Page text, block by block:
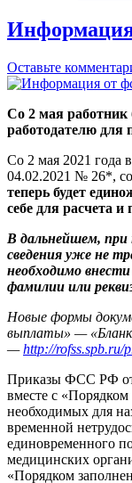
Оставьте
Со 2 мая работник
работодателю для
Со 2 мая 2021 года
04.02.2021 № 26*,
теперь будет
себе для расчета
В дальнейшем, при
сведения уже не
необходимо
фамилии или
Новые формы
выплаты» —
—http://rofss.spb.ru/
Приказы ФСС РФ от
вместе с «Порядком
необходимых для
временной
единовременного
медицинских
«Порядком